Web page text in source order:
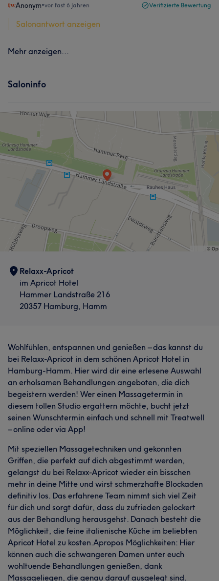
Anonym•vor fast 6 Jahren Verifizierte Bewertung
Salonantwort anzeigen
Mehr anzeigen...
Saloninfo
Relaxx-Apricot
im Apricot Hotel
Hammer Landstraße 216
20357 Hamburg, Hamm
Wohlfühlen, entspannen und genießen – das kannst du
bei Relaxx-Apricot in dem schönen Apricot Hotel in
Hamburg-Hamm. Hier wird dir eine erlesene Auswahl
an erholsamen Behandlungen angeboten, die dich
begeistern werden! Wer einen Massagetermin in
diesem tollen Studio ergattern möchte, bucht jetzt
seinen Wunschtermin einfach und schnell mit Treatwell
– online oder via App!
Mit speziellen Massagetechniken und gekonnten
Griffen, die perfekt auf dich abgestimmt werden,
gelangst du bei Relaxx-Apricot wieder ein bisschen
mehr in deine Mitte und wirst schmerzhafte Blockaden
definitiv los. Das erfahrene Team nimmt sich viel Zeit
für dich und sorgt dafür, dass du zufrieden gelockert
aus der Behandlung herausgehst. Danach besteht die
Möglichkeit, die feine italienische Küche im beliebten
Apricot Hotel zu kosten.Apropos Möglichkeiten: Hier
können auch die schwangeren Damen unter euch
wohltuende Behandlungen genießen, dank
Massageliegen, die genau darauf ausgelegt sind.